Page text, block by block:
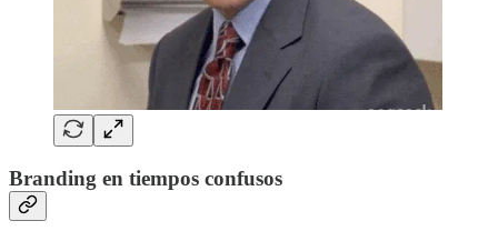
Branding en tiempos confusos